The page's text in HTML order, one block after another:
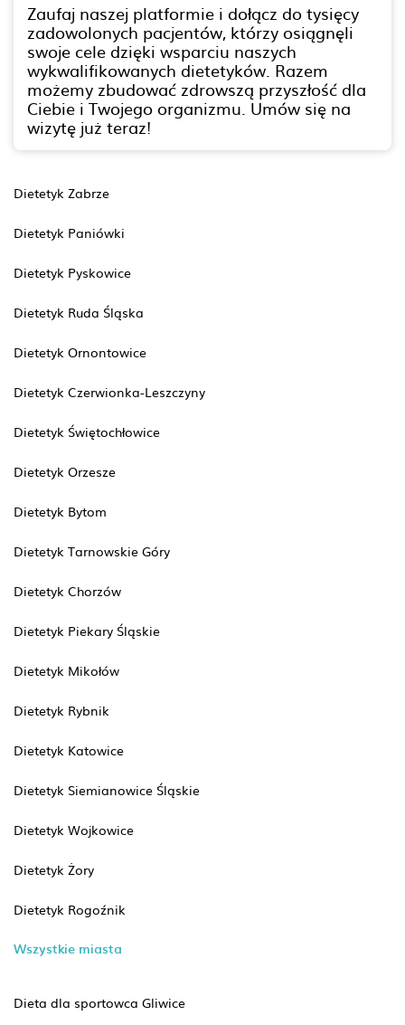
Zaufaj naszej platformie i dołącz do tysięcy
zadowolonych pacjentów, którzy osiągnęli
swoje cele dzięki wsparciu naszych
wykwalifikowanych dietetyków. Razem
możemy zbudować zdrowszą przyszłość dla
Ciebie i Twojego organizmu. Umów się na
wizytę już teraz!
Dietetyk Zabrze
Dietetyk Paniówki
Dietetyk Pyskowice
Dietetyk Ruda Śląska
Dietetyk Ornontowice
Dietetyk Czerwionka-Leszczyny
Dietetyk Świętochłowice
Dietetyk Orzesze
Dietetyk Bytom
Dietetyk Tarnowskie Góry
Dietetyk Chorzów
Dietetyk Piekary Śląskie
Dietetyk Mikołów
Dietetyk Rybnik
Dietetyk Katowice
Dietetyk Siemianowice Śląskie
Dietetyk Wojkowice
Dietetyk Żory
Dietetyk Rogoźnik
Wszystkie miasta
Dieta dla sportowca Gliwice